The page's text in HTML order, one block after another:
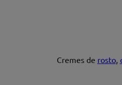
Cremes de rosto,